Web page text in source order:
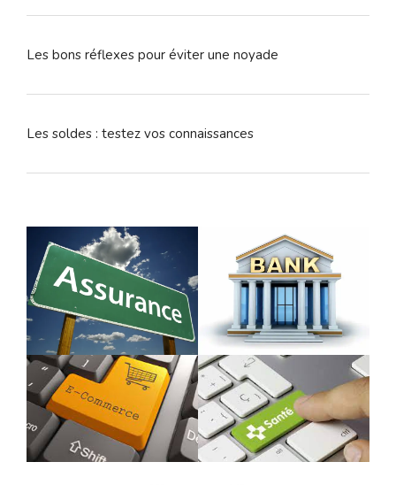
Les bons réflexes pour éviter une noyade
Les soldes : testez vos connaissances